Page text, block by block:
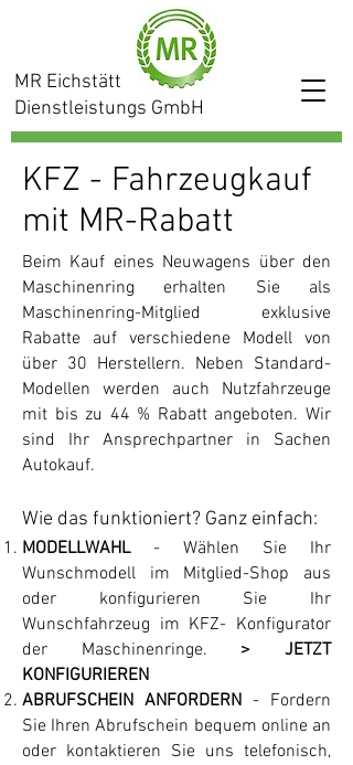
MR Eichstätt
Dienstleistungs GmbH
Beim Kauf eines Neuwagens über den
Maschinenring erhalten Sie als
Maschinenring-Mitglied exklusive
Rabatte auf verschiedene Modell von
über 30 Herstellern. Neben Standard-
Modellen werden auch Nutzfahrzeuge
mit bis zu 44 % Rabatt angeboten. Wir
sind Ihr Ansprechpartner in Sachen
Autokauf.
Wie das funktioniert? Ganz einfach:
MODELLWAHL - Wählen Sie Ihr
Wunschmodell im Mitglied-Shop aus
oder konfigurieren Sie Ihr
Wunschfahrzeug im KFZ- Konfigurator
der Maschinenringe. >JETZT
KONFIGURIEREN
ABRUFSCHEIN ANFORDERN - Fordern
Sie Ihren Abrufschein bequem online an
oder kontaktieren Sie uns telefonisch,
KFZ - Fahrzeugkauf
mit MR-Rabatt